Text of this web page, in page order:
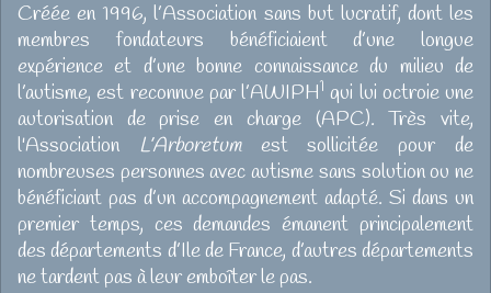
Créée en 1996, l’Association sans but lucratif, dont les
membres fondateurs bénéficiaient d’une longue
expérience et d’une bonne connaissance du milieu de
l’autisme, est reconnue par l’AWIPH1 qui lui octroie une
autorisation de prise en charge (APC). Très vite,
l'Association L’Arboretumest sollicitée pour de
nombreuses personnes avec autisme sans solution ou ne
bénéficiant pas d’un accompagnement adapté. Si dans un
premier temps, ces demandes émanent principalement
des départements d’Ile de France, d’autres départements
ne tardent pas à leur emboîter le pas.